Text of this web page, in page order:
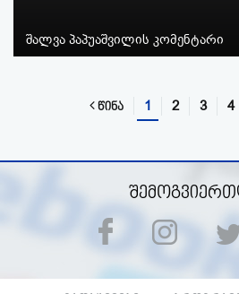
შალვა პაპუაშვილის კომენტარი
წინა 1 2 3 4